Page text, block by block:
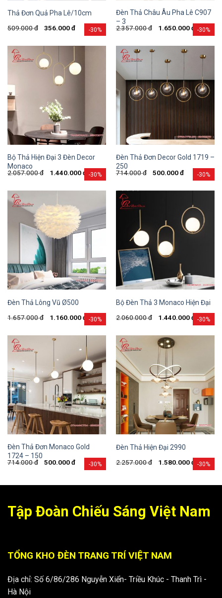
-30%
Thả Đơn Quả Pha Lê/10cm
509.000đ 356.000đ -30%
Đèn Thả Châu Âu Pha Lê C907
– 3
2.357.000đ 1.650.000đ
-30%
Bộ Thả Hiện Đại 3 Đèn Decor
Monaco
2.057.000đ 1.440.000đ -30%
Đèn Thả Đơn Decor Gold 1719 –
250
714.000đ 500.000đ
-30%
Đèn Thả Lông Vũ Ø500
1.657.000đ 1.160.000đ -30%
Bộ Đèn Thả 3 Monaco Hiện Đại
2.060.000đ 1.440.000đ
-30%
Đèn Thả Đơn Monaco Gold
1724 – 150
714.000đ 500.000đ -30%
Đèn Thả Hiện Đại 2990
2.257.000đ 1.580.000đ
Tập Đoàn Chiếu Sáng Việt Nam
TỔNG KHO ĐÈN TRANG TRÍ VIỆT NAM
Địa chỉ: Số 6/86/286 Nguyễn Xiển- Triều Khúc - Thanh Trì -
Hà Nội